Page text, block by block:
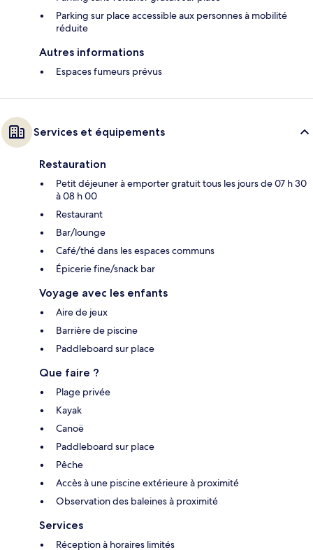
Parking sur place accessible aux personnes à mobilité
réduite
Autres informations
Espaces fumeurs prévus
Services et équipements
Restauration
Petit déjeuner à emporter gratuit tous les jours de 07 h 30
à 08 h 00
Restaurant
Bar/lounge
Café/thé dans les espaces communs
Épicerie fine/snack bar
Voyage avec les enfants
Aire de jeux
Barrière de piscine
Paddleboard sur place
Que faire ?
Plage privée
Kayak
Canoë
Paddleboard sur place
Pêche
Accès à une piscine extérieure à proximité
Observation des baleines à proximité
Services
Réception à horaires limités